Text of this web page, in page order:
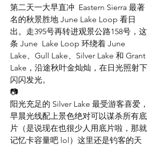
第二天一大早直冲  Eastern Sierra 最著
名的秋景胜地 June Lake Loop 看日
出。走395号再转进观景公路158号，这
条 June  Lake Loop 环绕着 June
Lake、Gull Lake、Silver Lake 和 Grant
Lake，沿途秋叶金灿灿，在日光照射下
闪闪发光。
📷
阳光充足的 Silver Lake 最受游客喜爱，
早晨光线配上景色绝对可以谋杀所有底
片（是说现在也很少人用底片啦，那就
记忆卡容量吧 lol）这里还是钓客的天